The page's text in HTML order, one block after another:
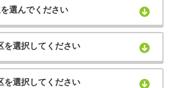
選んでください
を選択してください
を選択してください